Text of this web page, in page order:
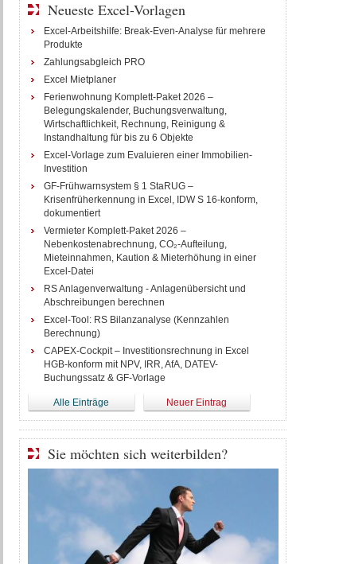
Neueste Excel-Vorlagen
Excel-Arbeitshilfe: Break-Even-Analyse für mehrere
Produkte
Zahlungsabgleich PRO
Excel Mietplaner
Ferienwohnung Komplett-Paket 2026 –
Belegungskalender, Buchungsverwaltung,
Wirtschaftlichkeit, Rechnung, Reinigung &
Instandhaltung für bis zu 6 Objekte
Excel-Vorlage zum Evaluieren einer Immobilien-
Investition
GF-Frühwarnsystem § 1 StaRUG –
Krisenfrüherkennung in Excel, IDW S 16-konform,
dokumentiert
Vermieter Komplett-Paket 2026 –
Nebenkostenabrechnung, CO₂-Aufteilung,
Mieteinnahmen, Kaution & Mieterhöhung in einer
Excel-Datei
RS Anlagenverwaltung - Anlagenübersicht und
Abschreibungen berechnen
Excel-Tool: RS Bilanzanalyse (Kennzahlen
Berechnung)
CAPEX-Cockpit – Investitionsrechnung in Excel
HGB-konform mit NPV, IRR, AfA, DATEV-
Buchungssatz & GF-Vorlage
Alle Einträge Neuer Eintrag
Sie möchten sich weiterbilden?